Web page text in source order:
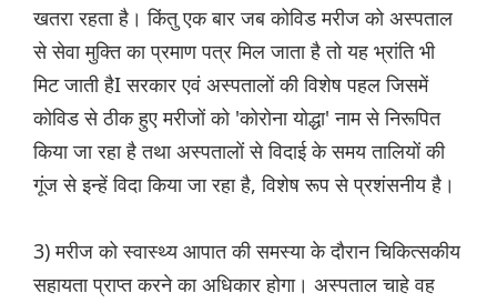
खतरा रहता है। किंतु एक बार जब कोविड मरीज को अस्पताल
से सेवा मुक्ति का प्रमाण पत्र मिल जाता है तो यह भ्रांति भी
मिट जाती हैI सरकार एवं अस्पतालों की विशेष पहल जिसमें
कोविड से ठीक हुए मरीजों को 'कोरोना योद्धा' नाम से निरूपित
किया जा रहा है तथा अस्पतालों से विदाई के समय तालियों की
गूंज से इन्हें विदा किया जा रहा है, विशेष रूप से प्रशंसनीय है।
3) मरीज को स्वास्थ्य आपात की समस्या के दौरान चिकित्सकीय
सहायता प्राप्त करने का अधिकार होगा। अस्पताल चाहे वह